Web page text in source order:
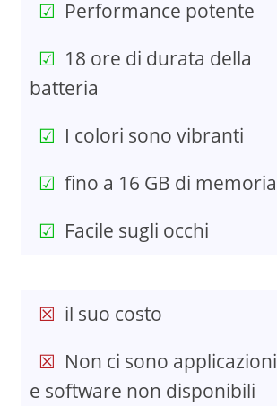
Performance potente
18 ore di durata della
batteria
I colori sono vibranti
fino a 16 GB di memoria
Facile sugli occhi
il suo costo
Non ci sono applicazioni
e software non disponibili